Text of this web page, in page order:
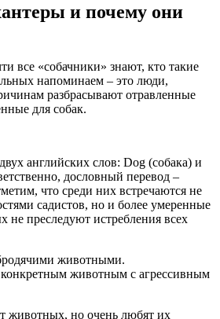
и почему они
все «собачники» знают, кто такие
напоминаем – это люди,
разбрасывают отравленные
для собак.
английских слов: Dog (собака) и
дословный перевод –
что среди них встречаются не
садистов, но и более умеренные
не преследуют истребления всех
животными.
животным с агрессивным
животных, но очень любят их